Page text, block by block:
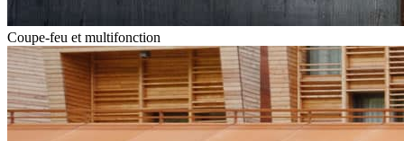
Coupe-feu et multifonction